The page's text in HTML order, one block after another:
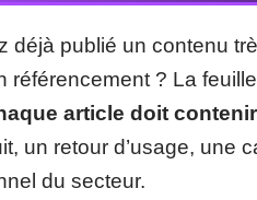
déjà publié un contenu
référencement ? La
article doit
un retour d’usage, une
du secteur.